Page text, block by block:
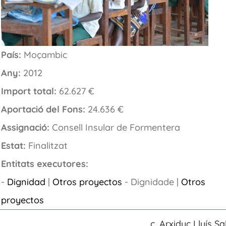
País: Moçambic
Any: 2012
Import total: 62.627 €
Aportació del Fons: 24.636 €
Assignació: Consell Insular de Formentera
Estat: Finalitzat
Entitats executores:
- Dignidad | Otros proyectos - Dignidade | Otros
proyectos